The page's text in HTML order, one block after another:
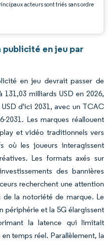
acteurs sont triés sans ordre
publicité en jeu par
en jeu devrait passer de
131,03 milliards USD en 2026,
d'ici 2031, avec un TCAC
2031. Les marques réallouent
et vidéo traditionnels vers
où les joueurs interagissent
Les formats axés sur
des bannières
recherchent une attention
la notoriété de marque. Le
périphérie et la 5G élargissent
la latence qui limitait
temps réel. Parallèlement, la